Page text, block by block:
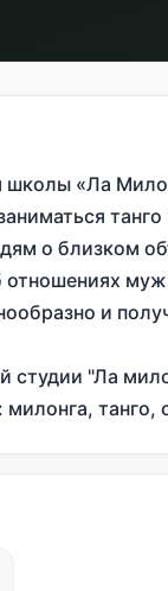
школы «Ла
танго
о близком
отношениях
и
студии "Ла
милонга, танго,